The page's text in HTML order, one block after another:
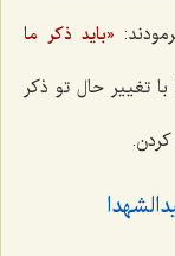
«باید ذکر ما
تغییر حال تو ذکر